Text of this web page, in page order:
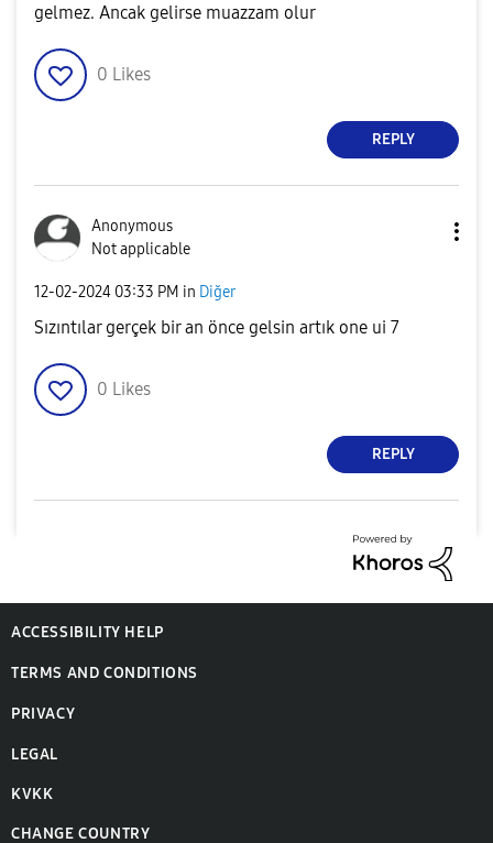
gelmez. Ancak gelirse muazzam olur
0 Likes
REPLY
Anonymous
Not applicable
‎12-02-2024 03:33 PM in Diğer
Sızıntılar gerçek bir an önce gelsin artık one ui 7
0 Likes
REPLY
ACCESSIBILITY HELP
TERMS AND CONDITIONS
PRIVACY
LEGAL
KVKK
CHANGE COUNTRY